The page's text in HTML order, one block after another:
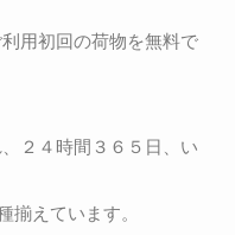
用初回の荷物を無料で
２４時間３６５日、い
揃えています。